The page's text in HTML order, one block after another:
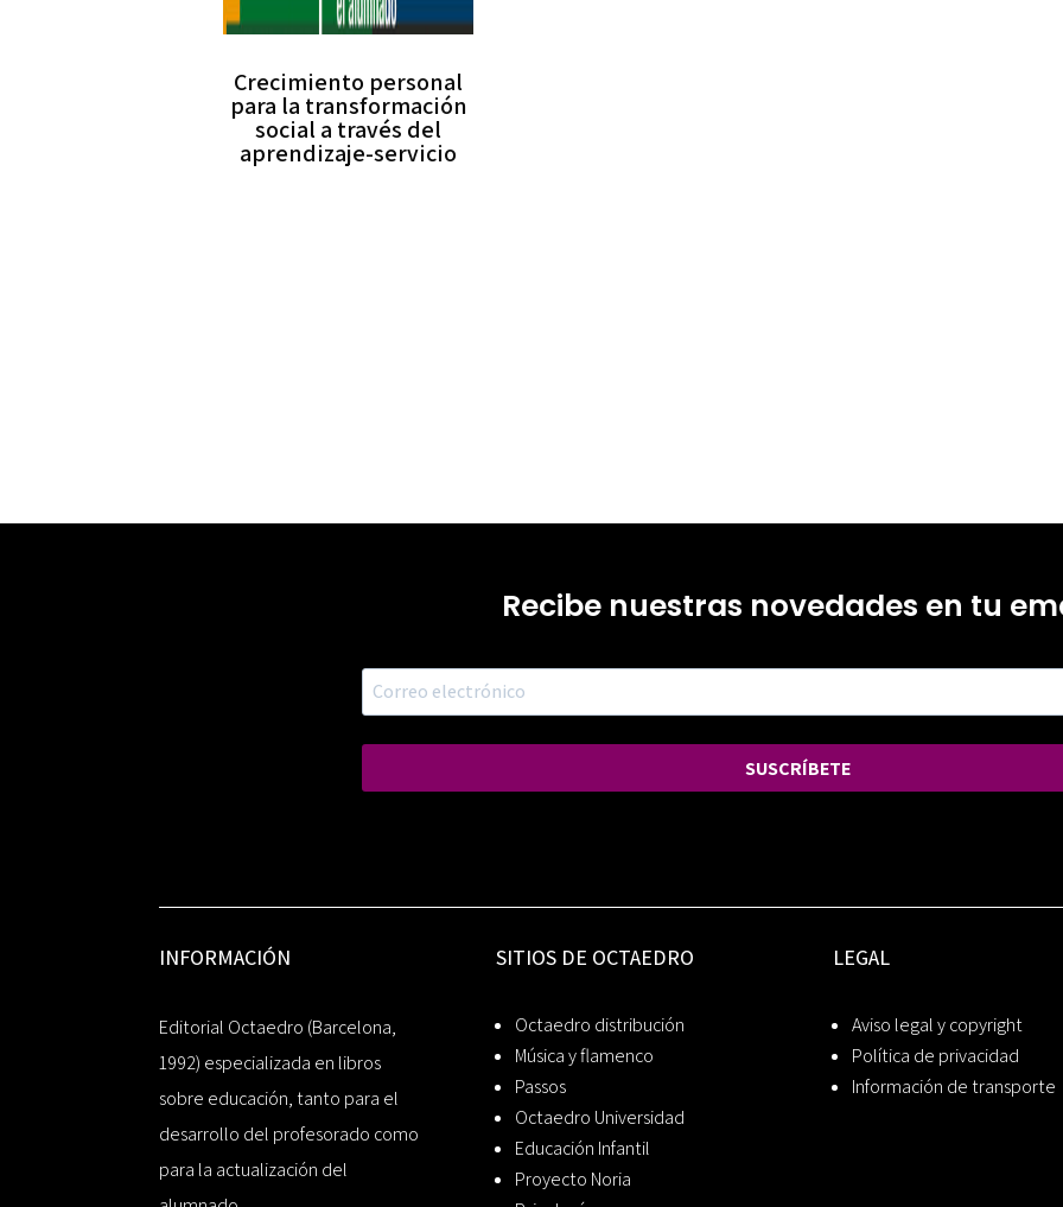
Crecimiento personal
para la transformación
social a través del
aprendizaje-servicio
Recibe nuestras novedades en tu
SUSCRÍBETE
INFORMACIÓN
Editorial Octaedro (Barcelona,
1992) especializada en libros
sobre educación, tanto para el
desarrollo del profesorado como
para la actualización del
SITIOS DE OCTAEDRO
Octaedro distribución
Música y flamenco
Passos
Octaedro Universidad
Educación Infantil
Proyecto Noria
LEGAL
Aviso legal y copyright
Política de privacidad
Información de transporte